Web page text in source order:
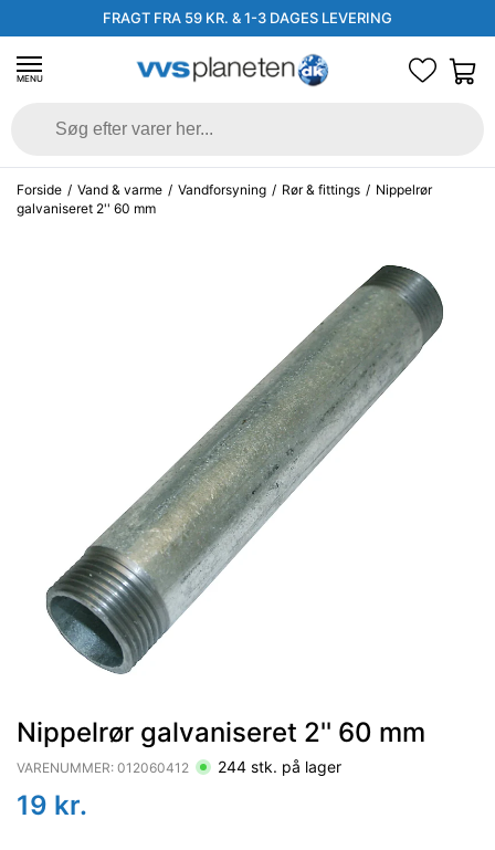
FRAGT FRA 59 KR. & 1-3 DAGES LEVERING
MENU
Forside / Vand & varme / Vandforsyning / Rør & fittings / Nippelrør
galvaniseret 2'' 60 mm
Nippelrør galvaniseret 2'' 60 mm
VARENUMMER: 012060412 244 stk. på lager
19 kr.